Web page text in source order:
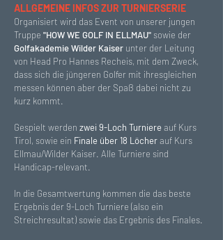
ALLGEMEINE INFOS ZUR TURNIERSERIE
Organisiert wird das Event von unserer jungen
Truppe "HOW WE GOLF IN ELLMAU" sowie der
Golfakademie Wilder Kaiser unter der Leitung
von Head Pro Hannes Recheis, mit dem Zweck,
dass sich die jüngeren Golfer mit ihresgleichen
messen können aber der Spaß dabei nicht zu
kurz kommt.
Gespielt werden zwei 9-Loch Turniere auf Kurs
Tirol, sowie ein Finale über 18 Löcherauf Kurs
Ellmau/Wilder Kaiser. Alle Turniere sind
Handicap-relevant.
In die Gesamtwertung kommen die das beste
Ergebnis der 9-Loch Turniere (also ein
Streichresultat) sowie das Ergebnis des Finales.